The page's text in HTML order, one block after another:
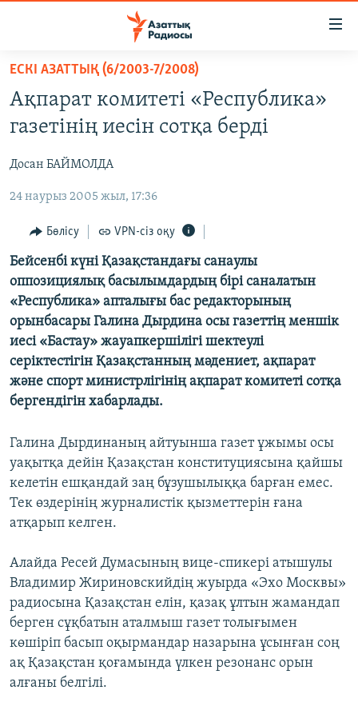
Skip
main
content
to
Navigation
Search
САЯСАТ
ҚАҢТАР ОҚИҒАСЫ
АДАМ ҚҰҚЫҚТАРЫ
ӘЛЕУМЕТ
ӘЛЕМ
АРНАЙЫ ЖОБАЛАР
Русский
ЖАЗЫЛЫҢЫЗ
Басқа тілдерде
ЕСКІ АЗАТТЫҚ (6/2003-7/2008)
Ақпарат комитеті «Республика»
газетінің иесін сотқа берді
Досан БАЙМОЛДА
24 наурыз 2005 жыл, 17:36
Бөлісу VPN-сіз оқу
Бейсенбі күні Қазақстандағы санаулы
оппозициялық басылымдардың бірі саналатын
«Республика» апталығы бас редакторының
орынбасары Галина Дырдина осы газеттің меншік
иесі «Бастау» жауапкершілігі шектеулі
серіктестігін Қазақстанның мәдениет, ақпарат
және спорт министрлігінің ақпарат комитеті сотқа
бергендігін хабарлады.
Галина Дырдинаның айтуынша газет ұжымы осы
уақытқа дейін Қазақстан конституциясына қайшы
келетін ешқандай заң бұзушылыққа барған емес.
Тек өздерінің журналистік қызметтерін ғана
атқарып келген.
Алайда Ресей Думасының вице-спикері атышулы
Владимир Жириновскийдің жуырда «Эхо Москвы»
радиосына Қазақстан елін, қазақ ұлтын жамандап
берген сұқбатын аталмыш газет толығымен
көшіріп басып оқырмандар назарына ұсынған соң
ақ Қазақстан қоғамында үлкен резонанс орын
алғаны белгілі.